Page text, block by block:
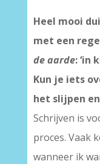
Heel mooi
met een
de aarde: ‘in
Kun je iets
het slijpen
Schrijven is
proces. Vaak
wanneer ik